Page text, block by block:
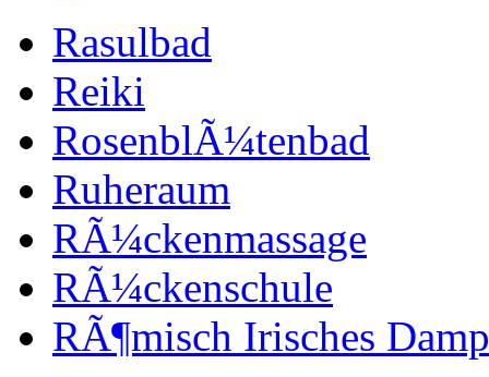
Rasulbad
Reiki
RosenblÃ¼tenbad
Ruheraum
RÃ¼ckenmassage
RÃ¼ckenschule
RÃ¶misch Irisches